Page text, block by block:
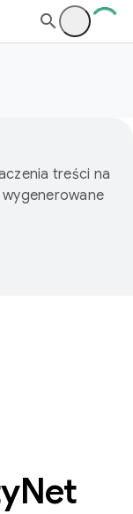
treści na
wygenerowane
Net